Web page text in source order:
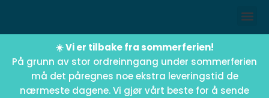
☀️ Vi er tilbake fra sommerferien!
På grunn av stor ordreinngang under sommerferien
må det påregnes noe ekstra leveringstid de
nærmeste dagene. Vi gjør vårt beste for å sende